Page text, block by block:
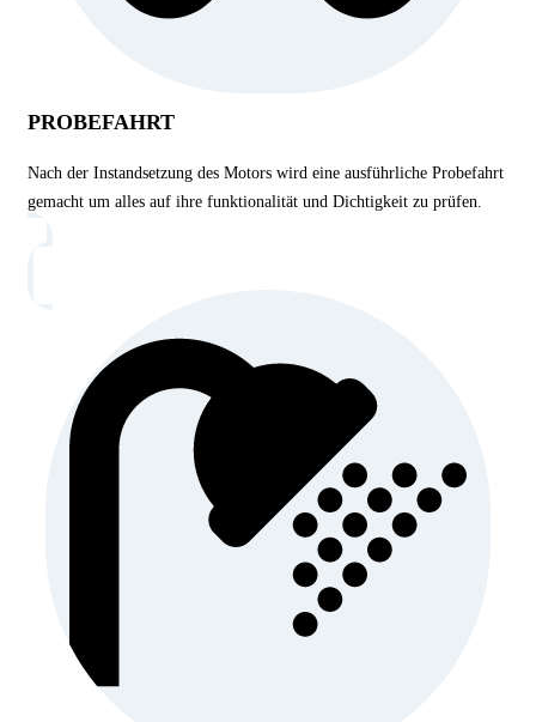
PROBEFAHRT
Nach der Instandsetzung des Motors wird eine ausführliche Probefahrt
gemacht um alles auf ihre funktionalität und Dichtigkeit zu prüfen.